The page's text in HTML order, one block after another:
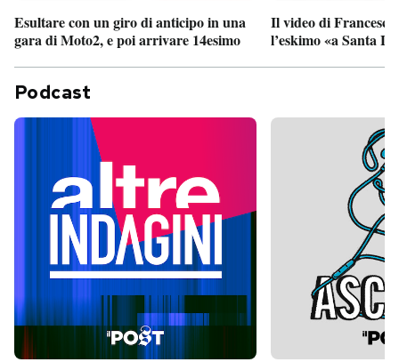
Esultare con un giro di anticipo in una
gara di Moto2, e poi arrivare 14esimo
Il video di
l’eskimo «a Santa
Podcast